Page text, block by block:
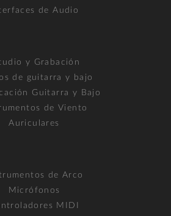
de Audio
y Grabación
de guitarra y bajo
Guitarra y Bajo
de Viento
Auriculares
de Arco
Micrófonos
MIDI